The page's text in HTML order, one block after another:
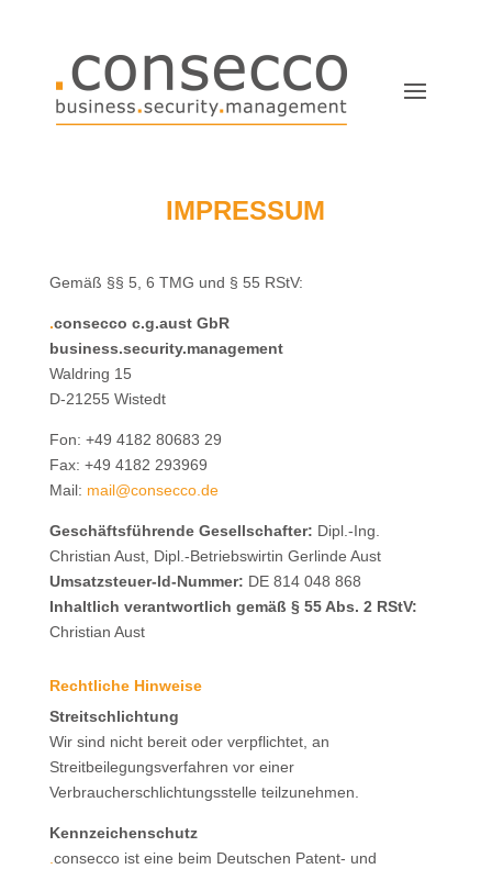
IMPRESSUM
Gemäß §§ 5, 6 TMG und § 55 RStV:
.consecco c.g.aust GbR
business.security.management
Waldring 15
D-21255 Wistedt
Fon: +49 4182 80683 29
Fax: +49 4182 293969
Mail: mail@consecco.de
Geschäftsführende Gesellschafter: Dipl.-Ing.
Christian Aust, Dipl.-Betriebswirtin Gerlinde Aust
Umsatzsteuer-Id-Nummer: DE 814 048 868
Inhaltlich verantwortlich gemäß § 55 Abs. 2 RStV:
Christian Aust
Rechtliche Hinweise
Streitschlichtung
Wir sind nicht bereit oder verpflichtet, an
Streitbeilegungsverfahren vor einer
Verbraucherschlichtungsstelle teilzunehmen.
Kennzeichenschutz
consecco ist eine beim Deutschen Patent- und